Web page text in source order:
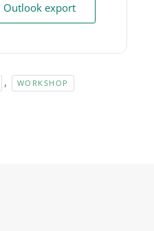
Outlook export
, WORKSHOP